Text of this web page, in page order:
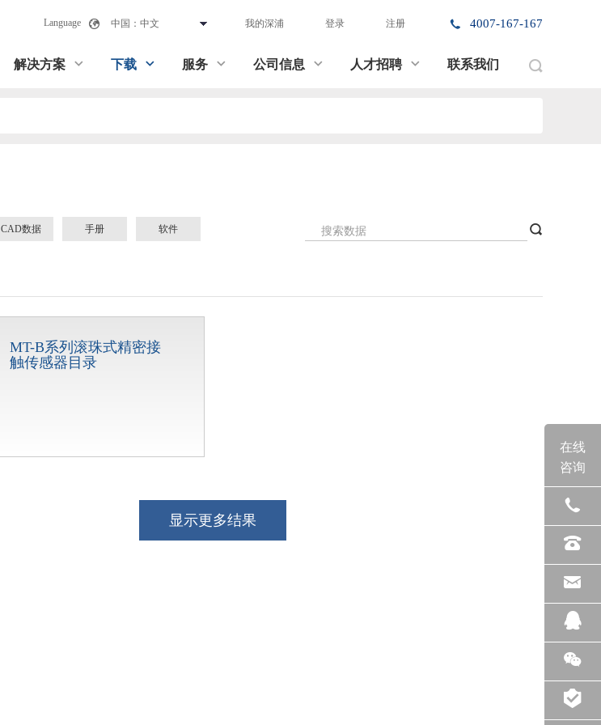
Language 我的深浦 登录 注册 4007-167-167
解决方案 下载 服务 公司信息 人才招聘 联系我们
CAD数据 手册 软件
MT-B系列滚珠式精密接
触传感器目录
显示更多结果
在线
咨询
电话
座机
邮箱
QQ
微信